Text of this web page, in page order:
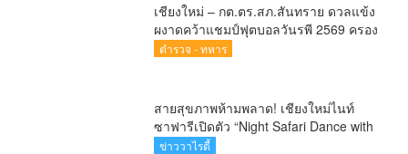
เชียงใหม่ – กต.ตร.สภ.สันทราย ดวลแข้ง
ผงาดคว้าแชมป์ฟุตบอลวันรพี 2569 ครอง
ถ้วยเกียรติยศประธานศาลฎีกา
ตำรวจ - ทหาร
สายสุขภาพห้ามพลาด! เชียงใหม่ไนท์
ซาฟารีเปิดตัว “Night Safari Dance with
the Wild” ชวนเต้นออกกำลังกาย สัมผัส
ข่าววาไรตี้